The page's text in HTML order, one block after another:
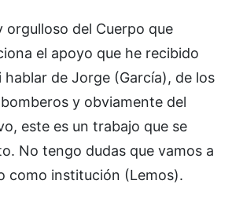
orgulloso del Cuerpo que
el apoyo que he recibido
hablar de Jorge (García), de los
y obviamente del
este es un trabajo que se
No tengo dudas que vamos a
como institución (Lemos).